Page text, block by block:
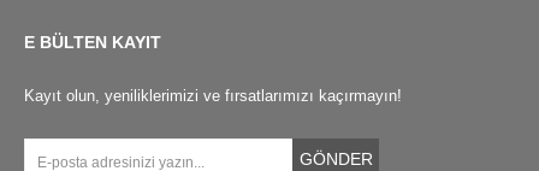
E BÜLTEN KAYIT
Kayıt olun, yeniliklerimizi ve fırsatlarımızı kaçırmayın!
GÖNDER